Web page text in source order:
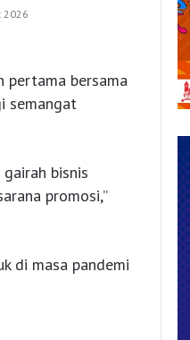
2026
pertama bersama
semangat
bisnis
promosi,”
di masa pandemi